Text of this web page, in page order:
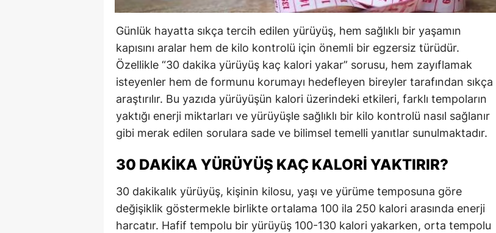
Günlük hayatta sıkça tercih edilen yürüyüş, hem sağlıklı bir yaşamın
kapısını aralar hem de kilo kontrolü için önemli bir egzersiz türüdür.
Özellikle “30 dakika yürüyüş kaç kalori yakar” sorusu, hem zayıflamak
isteyenler hem de formunu korumayı hedefleyen bireyler tarafından sıkça
araştırılır. Bu yazıda yürüyüşün kalori üzerindeki etkileri, farklı tempoların
yaktığı enerji miktarları ve yürüyüşle sağlıklı bir kilo kontrolü nasıl sağlanır
gibi merak edilen sorulara sade ve bilimsel temelli yanıtlar sunulmaktadır.
30 DAKIKA YÜRÜYÜŞ KAÇ KALORI YAKTIRIR?
30 dakikalık yürüyüş, kişinin kilosu, yaşı ve yürüme temposuna göre
değişiklik göstermekle birlikte ortalama 100 ila 250 kalori arasında enerji
harcatır. Hafif tempolu bir yürüyüş 100-130 kalori yakarken, orta tempolu